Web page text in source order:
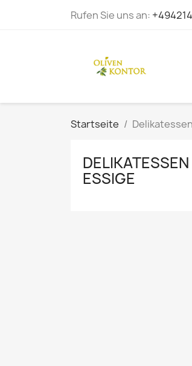
Rufen Sie uns an:
Startseite
ESSIGE